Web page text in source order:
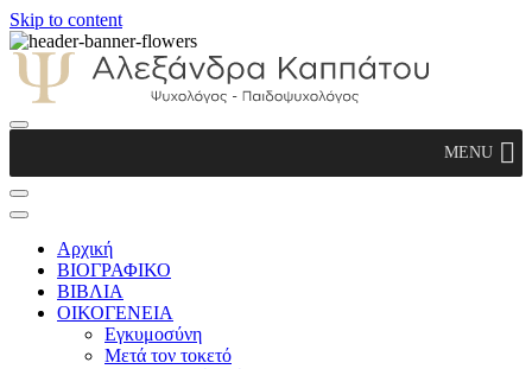
Skip to content
Παιδοψυχολόγος
MENU
Αρχική
ΒΙΟΓΡΑΦΙΚΟ
ΒΙΒΛΙΑ
ΟΙΚΟΓΕΝΕΙΑ
Εγκυμοσύνη
Μετά τον τοκετό